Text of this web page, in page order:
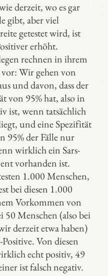
derzeit, wo es gar
gibt, aber viel
getestet wird, ist
erhöht.
rechnen in ihrem
vor: Wir gehen von
und davon, dass der
von 95% hat, also in
ist, wenn tatsächlich
und eine Spezifität
95% der Fälle nur
wirklich ein Sars-
vorhanden ist.
1.000 Menschen,
bei diesen 1.000
Vorkommen von
50 Menschen (also bei
derzeit etwa haben)
Von diesen
echt positiv, 49
ist falsch negativ.